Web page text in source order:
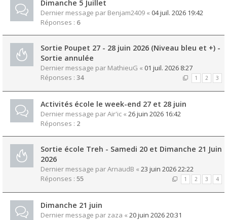
Dimanche 5 Juillet
Dernier message par Benjam2409 « 04 juil. 2026 19:42
Réponses : 6
Sortie Poupet 27 - 28 juin 2026 (Niveau bleu et +) -
Sortie annulée
Dernier message par MathieuG « 01 juil. 2026 8:27
Réponses : 34 1 2 3
Activités école le week-end 27 et 28 juin
Dernier message parAir'ic « 26 juin 2026 16:42
Réponses : 2
Sortie école Treh - Samedi 20 et Dimanche 21 Juin
2026
Dernier message parArnaudB « 23 juin 2026 22:22
Réponses : 55 1 2 3 4
Dimanche 21 juin
Dernier message par zaza « 20 juin 2026 20:31